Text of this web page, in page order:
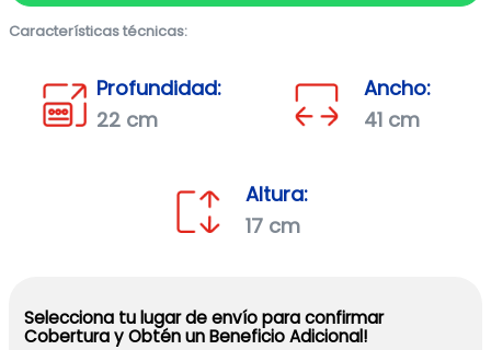
Características técnicas:
Profundidad:
22 cm
Ancho:
41 cm
Altura:
17 cm
Selecciona tu lugar de envío para confirmar
Cobertura y Obtén un Beneficio Adicional!